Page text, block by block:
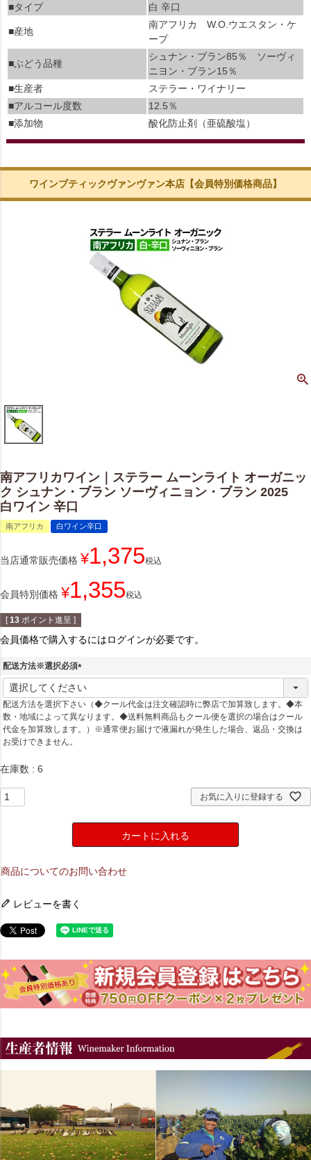
■タイプ 白 辛口
■産地
南アフリカ W.O.ウエスタン・ケ
ープ
■ぶどう品種
シュナン・ブラン85％ ソーヴィ
ニヨン・ブラン15％
■生産者
ステラー・ワイナリー
■アルコール度数
12.5％
■添加物
酸化防止剤（亜硫酸塩）
ワインブティックヴァンヴァン本店【会員特別価格商品】
南アフリカワイン｜ステラー ムーンライト オーガニッ
ク シュナン・ブラン ソーヴィニョン・ブラン 2025
白ワイン 辛口
南アフリカ 白ワイン辛口
当店通常販売価格 ¥1,375税込
会員特別価格 ¥1,355税込
[ 13 ポイント進呈 ]
会員価格で購入するにはログインが必要です。
配送方法※選択必須
(
必
須
)
配送方法を選択下さい（◆クール代金は注文確認時に弊店で加算致します。◆本
数・地域によって異なります。◆送料無料商品もクール便を選択の場合はクール
代金を加算致します。）※通常便お届けで液漏れが発生した場合、返品・交換は
お受けできません。
在庫数 6
お気に入りに登録する
カートに入れる
商品についてのお問い合わせ
レビューを書く